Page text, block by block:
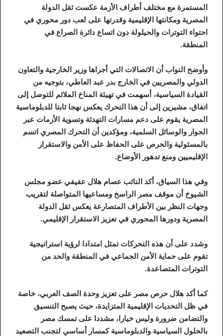
المستمرة مع مختلف أطراف الأزمة عكست ثقل الدولة
المصرية ومكانتها الإقليمية وقدرتها على لعب دور محوري في
احتواء التوترات والحيلولة دون اتساع دائرة الصراع في
المنطقة.
وأوضح النواب أن الاتصالات التي أجراها وزير الخارجية والتعاون
الدولي والمصريين في الخارج بدر عبد العاطي، بتوجيه من
القيادة السياسية، أسهمت في تهيئة المناخ الملائم للتوصل إلى
اتفاق، مشيرين إلى أن هذا التحرك يعكس نهجا ثابتا للدبلوماسية
المصرية يقوم على دعم مسارات التهدئة وتسوية الأزمات عبر
الحوار والوسائل السلمية، ومؤكدين أن التحرك المصري اتسم
بالمسئولية والحرص على الحفاظ على الأمن والاستقرار
الإقليميين ومنع تدهور الأوضاع.
وفي هذا السياق، أكد النائب عصام هلال عفيفي عضو مجلس
الشيوخ أن موقف مصر الراسخ ومساعيها المتواصلة لتقريب
وجهات النظر بين الأطراف المتصارعة يعكس ثقل الدولة
المصرية ودورها المحوري في تعزيز الاستقرار الإقليمي.
وشدد على أن هذه التحركات تمثل امتدادا لرؤية استراتيجية
تقوم على حماية الأمن الجماعي في المنطقة والحد من
التوترات المتصاعدة.
كما أكد هلال حرص مصر على تعزيز وحدة الصف العربي، خاصة
في ظل التحديات الإقليمية المتزايدة، حيث يصبح التنسيق
والتضامن ضرورة وليس خيارا، مشددا على تمسك مصر
بالحلول السياسية والدبلوماسية كمسار أساسي لتجنب التصعيد